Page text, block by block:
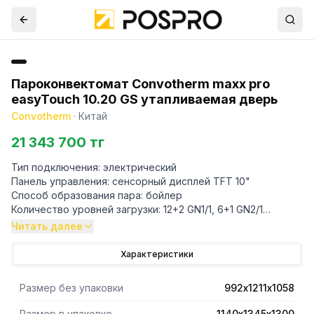
Пароконвектомат Convotherm maxx pro
easyTouch 10.20 GS утапливаемая дверь
Convotherm · Китай
21 343 700 тг
Тип подключения: электрический
Панель управления: сенсорный дисплей TFT 10"
Способ образования пара: бойлер
Количество уровней загрузки: 12+2 GN1/1, 6+1 GN2/1
Интервал между уровнями: 67 мм
Количество программ приготовления: 399 до 20 шагов в
Встроенный душ
Система очистки: автоматическая ConvoClean+
Читать далее
Характеристики
Размер без упаковки 992х1211х1058